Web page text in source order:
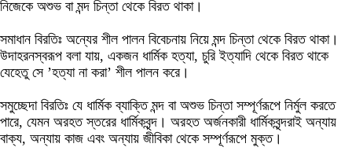
নিজেকে অশুভ বা মন্দ চিন্তা থেকে বিরত থাকা।
সমাধান বিরতিঃ অন্যের শীল পালন বিবেচনায় নিয়ে মন্দ চিন্তা থেকে বিরত থাকা।
উদাহরনস্বরূপ বলা যায়, একজন ধার্মিক হত্যা, চুরি ইত্যাদি থেকে বিরত থাকে
যেহেতু সে ’হত্যা না করা’ শীল পালন করে।
সমুচ্ছেদা বিরতিঃ যে ধার্মিক ব্যাক্তি মন্দ বা অশুভ চিন্তা সম্পূর্ণরূপে নির্মুল করতে
পারে, যেমন অরহত স্তরের ধার্মিকবৃন্দ। অরহত অর্জনকারী ধার্মিকবৃন্দরাই অন্যায়
বাক্য, অন্যায় কাজ এবং অন্যায় জীবিকা থেকে সম্পূর্ণরূপে মুক্ত।